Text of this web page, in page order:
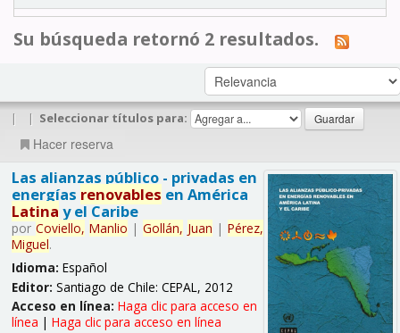
Su búsqueda retornó 2 resultados.
| | Seleccionar títulos para:
Hacer reserva
Las alianzas público - privadas en
energías renovables en América
Latina y el Caribe
por Coviello, Manlio | Gollán, Juan | Pérez,
Miguel.
Idioma: Español
Editor: Santiago de Chile: CEPAL, 2012
Acceso en línea: Haga clic para acceso en
línea | Haga clic para acceso en línea